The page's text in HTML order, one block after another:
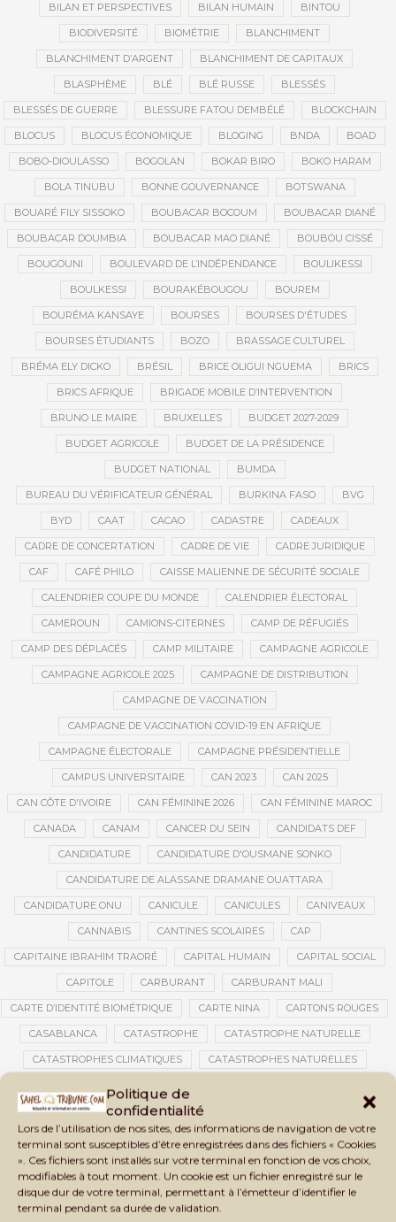
Politique de
confidentialité
Lors de l’utilisation de nos sites, des informations de navigation de votre
terminal sont susceptibles d’être enregistrées dans des fichiers « Cookies
». Ces fichiers sont installés sur votre terminal en fonction de vos choix,
modifiables à tout moment. Un cookie est un fichier enregistré sur le
disque dur de votre terminal, permettant à l’émetteur d’identifier le
terminal pendant sa durée de validation.
BILAN ET PERSPECTIVES BILAN HUMAIN BINTOU
BIODIVERSITÉ BIOMÉTRIE BLANCHIMENT
BLANCHIMENT D’ARGENT BLANCHIMENT DE CAPITAUX
BLASPHÈME BLÉ BLÉ RUSSE BLESSÉS
BLESSÉS DE GUERRE BLESSURE FATOU DEMBÉLÉ BLOCKCHAIN
BLOCUS BLOCUS ÉCONOMIQUE BLOGING BNDA BOAD
BOBO-DIOULASSO BOGOLAN BOKAR BIRO BOKO HARAM
BOLA TINUBU BONNE GOUVERNANCE BOTSWANA
BOUARÉ FILY SISSOKO BOUBACAR BOCOUM BOUBACAR DIANÉ
BOUBACAR DOUMBIA BOUBACAR MAO DIANÉ BOUBOU CISSÉ
BOUGOUNI BOULEVARD DE L’INDÉPENDANCE BOULIKESSI
BOULKESSI BOURAKÉBOUGOU BOUREM
BOURÉMA KANSAYE BOURSES BOURSES D'ÉTUDES
BOURSES ÉTUDIANTS BOZO BRASSAGE CULTUREL
BRÉMA ELY DICKO BRÉSIL BRICE OLIGUI NGUEMA BRICS
BRICS AFRIQUE BRIGADE MOBILE D’INTERVENTION
BRUNO LE MAIRE BRUXELLES BUDGET 2027-2029
BUDGET AGRICOLE BUDGET DE LA PRÉSIDENCE
BUDGET NATIONAL BUMDA
BUREAU DU VÉRIFICATEUR GÉNÉRAL BURKINA FASO BVG
BYD CAAT CACAO CADASTRE CADEAUX
CADRE DE CONCERTATION CADRE DE VIE CADRE JURIDIQUE
CAF CAFÉ PHILO CAISSE MALIENNE DE SÉCURITÉ SOCIALE
CALENDRIER COUPE DU MONDE CALENDRIER ÉLECTORAL
CAMEROUN CAMIONS-CITERNES CAMP DE RÉFUGIÉS
CAMP DES DÉPLACÉS CAMP MILITAIRE CAMPAGNE AGRICOLE
CAMPAGNE AGRICOLE 2025 CAMPAGNE DE DISTRIBUTION
CAMPAGNE DE VACCINATION
CAMPAGNE DE VACCINATION COVID-19 EN AFRIQUE
CAMPAGNE ÉLECTORALE CAMPAGNE PRÉSIDENTIELLE
CAMPUS UNIVERSITAIRE CAN 2023 CAN 2025
CAN CÔTE D'IVOIRE CAN FÉMININE 2026 CAN FÉMININE MAROC
CANADA CANAM CANCER DU SEIN CANDIDATS DEF
CANDIDATURE CANDIDATURE D'OUSMANE SONKO
CANDIDATURE DE ALASSANE DRAMANE OUATTARA
CANDIDATURE ONU CANICULE CANICULES CANIVEAUX
CANNABIS CANTINES SCOLAIRES CAP
CAPITAINE IBRAHIM TRAORÉ CAPITAL HUMAIN CAPITAL SOCIAL
CAPITOLE CARBURANT CARBURANT MALI
CARTE D’IDENTITÉ BIOMÉTRIQUE CARTE NINA CARTONS ROUGES
CASABLANCA CATASTROPHE CATASTROPHE NATURELLE
CATASTROPHES CLIMATIQUES CATASTROPHES NATURELLES
CÉDÉAO CEDEAO CEI CÉLÉBRATION NATIONALE CEMAC
CEMAPI CEN-SNESUP CENOU CENSURE
CENTRAFRIQUE CENTRALE SOLAIRE
CENTRALE SOLAIRE DE SANANKOROBA CENTRALES SOLAIRES
CENTRE D'INTELLIGENCE ARTIFICIELLE